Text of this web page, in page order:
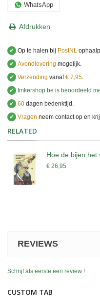
WhatsApp
Afdrukken
✔ Op te halen bij PostNL
✔ Avondlevering mogelijk.
✔ Verzending vanaf€ 7,95.
✔
Imkershop.be is beoordeeld
✔ 60 dagen bedenktijd.
✔ Vragen neem contact op en
RELATED
Hoe de bijen het
€ 26,95
REVIEWS
Schrijf als eerste een review !
CUSTOM TAB